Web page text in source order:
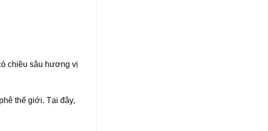
chiều sâu hương vị
thế giới. Tại đây,